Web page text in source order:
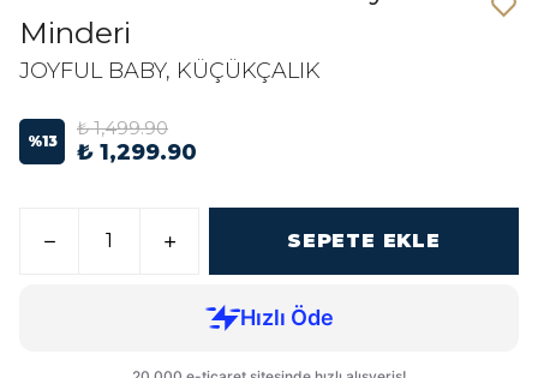
Minderi
JOYFUL BABY, KÜÇÜKÇALIK
%13
₺ 1,499.90
₺ 1,299.90
SEPETE EKLE